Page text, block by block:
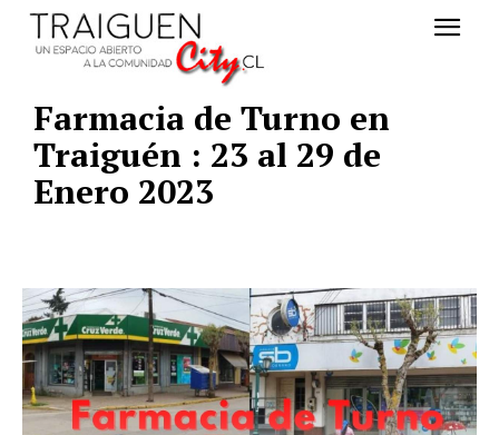
Farmacia de Turno en
Traiguén : 23 al 29 de
Enero 2023